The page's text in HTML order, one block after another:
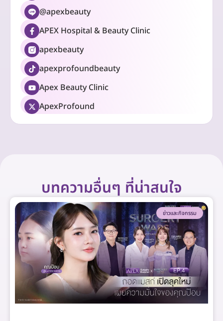
@apexbeauty
APEX Hospital & Beauty Clinic
apexbeauty
apexprofoundbeauty
Apex Beauty Clinic
ApexProfound
บทความอื่นๆ ที่น่าสนใจ
ข่าวและกิจกรรม